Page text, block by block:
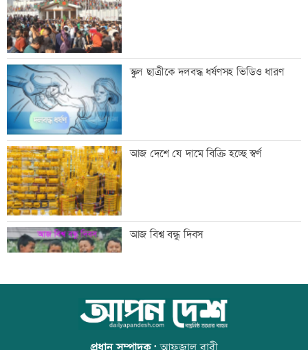
মেসির বাবা মারা গেছেন
বিএনপি গণমাধ্যমের স্বাধীনতায় বিশ্বাস করে:
প্রতিমন্ত্রী টুকু
তিস্তা মহাপরিকল্পনার কাজ শিগগিরই শুরু
হচ্ছে: প্রতিমন্ত্রী ফরহাদ
অতিরিক্ত মদপানে এক ব্যক্তির মৃত্যু
স্কুল ছাত্রীকে দলবদ্ধ ধর্ষণসহ ভিডিও ধারণ
আজ দেশে যে দামে বিক্রি হচ্ছে স্বর্ণ
আজ বিশ্ব বন্ধু দিবস
কোরআন-হাদিসে নামাজ না পড়ার শাস্তি